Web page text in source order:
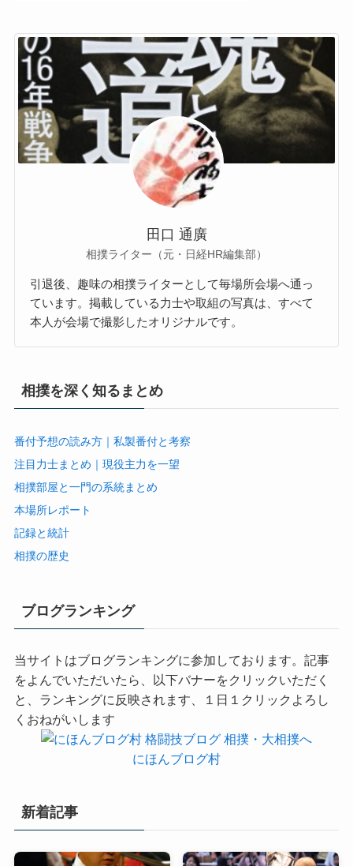
田口 通廣
相撲ライター（元・日経HR編集部）
引退後、趣味の相撲ライターとして毎場所会場へ通っ
ています。掲載している力士や取組の写真は、すべて
本人が会場で撮影したオリジナルです。
相撲を深く知るまとめ
番付予想の読み方｜私製番付と考察
注目力士まとめ｜現役主力を一望
相撲部屋と一門の系統まとめ
本場所レポート
記録と統計
相撲の歴史
ブログランキング
当サイトはブログランキングに参加しております。記事
をよんでいただいたら、以下バナーをクリックいただく
と、ランキングに反映されます、１日１クリックよろし
くおねがいします
にほんブログ村
新着記事